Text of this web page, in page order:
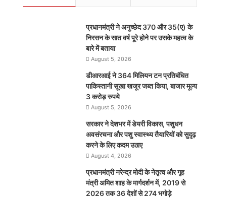
प्रधानमंत्री ने अनुच्छेद 370 और 35(ए) के
निरसन के सात वर्ष पूरे होने पर उसके महत्व के
बारे में बताया
August 5, 2026
डीआरआई ने 364 मिलियन टन प्रतिबंधित
पाकिस्तानी सूखा खजूर जब्त किया, बाजार मूल्य
3 करोड़ रुपये
August 5, 2026
सरकार ने देशभर में डेयरी विकास, पशुधन
अवसंरचना और पशु स्वास्थ्य तैयारियों को सुदृढ़
करने के लिए कदम उठाए
August 4, 2026
प्रधानमंत्री नरेन्द्र मोदी के नेतृत्व और गृह
मंत्री अमित शाह के मार्गदर्शन में, 2019 से
2026 तक 36 देशों से 274 भगोड़े